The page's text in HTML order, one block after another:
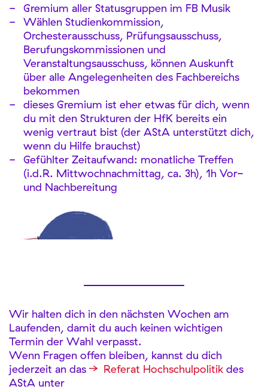
Gremium aller Statusgruppen im FB Musik
Wählen Studienkommission,
Orchesterausschuss, Prüfungsausschuss,
Berufungskommissionen und
Veranstaltungsausschuss, können Auskunft
über alle Angelegenheiten des Fachbereichs
bekommen
dieses Gremium ist eher etwas für dich, wenn
du mit den Strukturen der HfK bereits ein
wenig vertraut bist (der AStA unterstützt dich,
wenn du Hilfe brauchst)
Gefühlter Zeitaufwand: monatliche Treffen
(i.d.R. Mittwochnachmittag, ca. 3h), 1h Vor-
und Nachbereitung
Wir halten dich in den nächsten Wochen am
Laufenden, damit du auch keinen wichtigen
Termin der Wahl verpasst.
Wenn Fragen offen bleiben, kannst du dich
jederzeit an das
Referat Hochschulpolitik des
AStA unter